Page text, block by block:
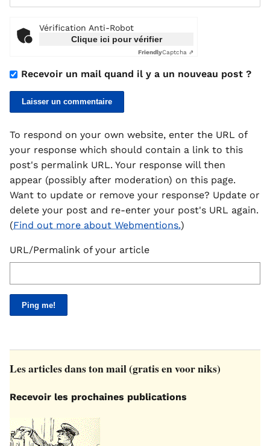
Vérification Anti-Robot
Clique ici pour vérifier
FriendlyCaptcha ⇗
Recevoir un mail quand il y a un nouveau post ?
To respond on your own website, enter the URL of
your response which should contain a link to this
post's permalink URL. Your response will then
appear (possibly after moderation) on this page.
Want to update or remove your response? Update or
delete your post and re-enter your post's URL again.
(Find out more about Webmentions.)
URL/Permalink of your article
Les articles dans ton mail (gratis en voor niks)
Recevoir les prochaines publications